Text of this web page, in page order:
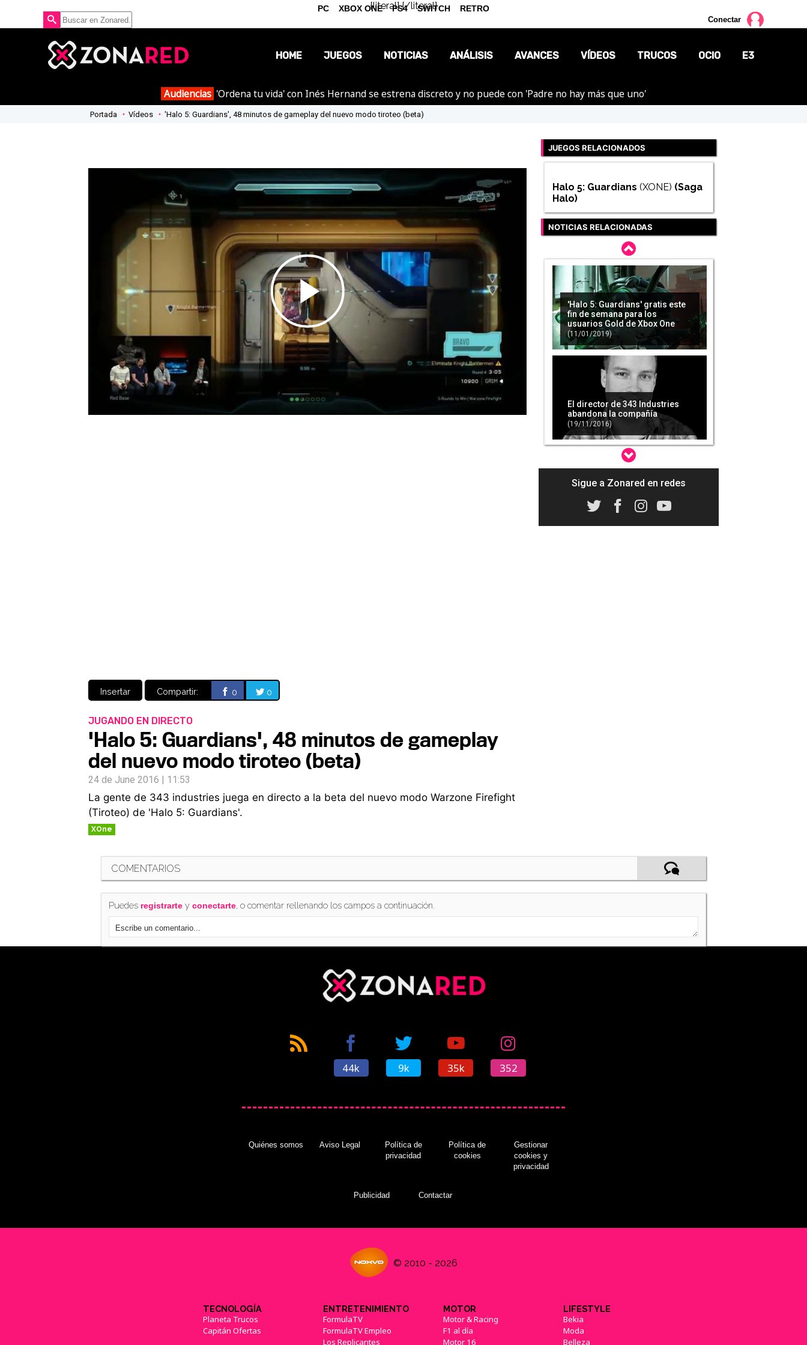
{literal}{/literal}
Conectar
HOME JUEGOS NOTICIAS
OPINIÓN
ANÁLISIS AVANCES VÍDEOS TRUCOS OCIO E3
Audiencias 'Ordena tu vida' con Inés Hernand se estrena discreto y no puede con 'Padre no hay más que uno'
Portada Vídeos 'Halo 5: Guardians', 48 minutos de gameplay del nuevo modo tiroteo (beta)
Play
Video
Insertar Compartir: 0 0
JUGANDO EN DIRECTO
'Halo 5: Guardians', 48 minutos de gameplay
del nuevo modo tiroteo (beta)
24 de June 2016 | 11:53
La gente de 343 industries juega en directo a la beta del nuevo modo Warzone Firefight
(Tiroteo) de 'Halo 5: Guardians'.
XOne
JUEGOS RELACIONADOS
Halo 5: Guardians (XONE) (Saga
Halo)
NOTICIAS RELACIONADAS
'Halo 5: Guardians' gratis este
fin de semana para los
usuarios Gold de Xbox One
(11/01/2019)
El director de 343 Industries
abandona la compañía
(19/11/2016)
modo pantalla partida
(24/02/2017)
Sigue a Zonared en redes
COMENTARIOS
Puedes registrartey conectarte, o comentar rellenando los campos a continuación.
PC XBOX ONE PS4 SWITCH RETRO
44k 9k 35k 352
Quiénes somos Aviso Legal
Política de
privacidad
Política de
cookies
Gestionar
cookies y
privacidad
Publicidad Contactar
© 2010 - 2026
TECNOLOGÍA
Planeta Trucos
Capitán Ofertas
ENTRETENIMIENTO
FormulaTV
FormulaTV Empleo
Los Replicantes
MOTOR
Motor & Racing
F1 al día
Motor 16
LIFESTYLE
Bekia
Moda
Belleza